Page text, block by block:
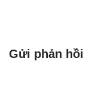
Gửi phản hồi